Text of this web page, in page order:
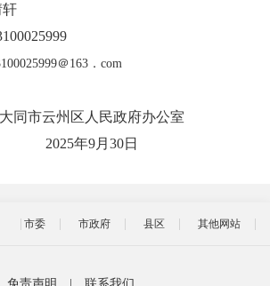
轩
＠163．com
同市云州区人民政府办公室
2025年9月30日
市委 市政府 县区 其他网站